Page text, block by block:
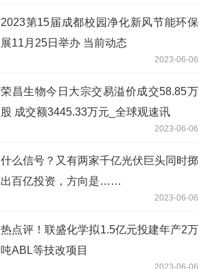
2023第15届成都校园净化新风节能环保
展11月25日举办 当前动态
2023-06-06
荣昌生物今日大宗交易溢价成交58.85万
股 成交额3445.33万元_全球观速讯
2023-06-06
什么信号？又有两家千亿光伏巨头同时掷
出百亿投资，方向是……
2023-06-06
热点评！联盛化学拟1.5亿元投建年产2万
吨ABL等技改项目
2023-06-06